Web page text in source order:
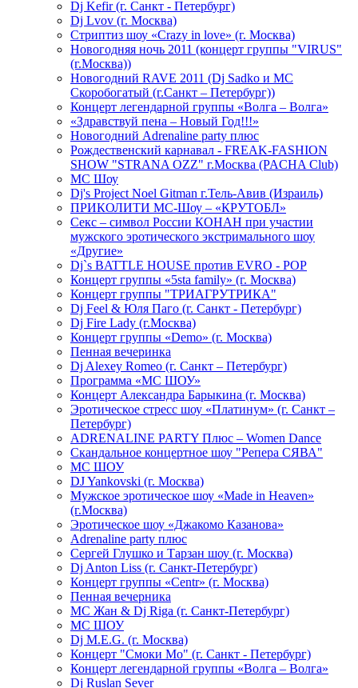
Dj Kefir (г. Санкт - Петербург)
Dj Lvov (г. Москва)
Стриптиз шоу «Crazy in love» (г. Москва)
Новогодняя ночь 2011 (концерт группы "VIRUS"
(г.Москва))
Новогодний RAVE 2011 (Dj Sadko и MC
Скоробогатый (г.Санкт – Петербург))
Концерт легендарной группы «Волга – Волга»
«Здравствуй пена – Новый Год!!!»
Новогодний Adrenaline party плюс
Рождественский карнавал - FREAK-FASHION
SHOW "STRANA OZZ" г.Москва (PACHA Club)
MC Шоу
Dj's Project Noel Gitman г.Тель-Авив (Израиль)
ПРИКОЛИТИ МС-Шоу – «КРУТОБЛ»
Секс – символ России КОНАН при участии
мужского эротического экстримального шоу
«Другие»
Dj`s BATTLE HOUSE против EVRO - POP
Концерт группы «5sta family» (г. Москва)
Концерт группы "ТРИАГРУТРИКА"
Dj Feel & Юля Паго (г. Санкт - Петербург)
Dj Fire Lady (г.Москва)
Концерт группы «Demo» (г. Москва)
Пенная вечеринка
Dj Alexey Romeo (г. Санкт – Петербург)
Программа «МС ШОУ»
Концерт Александра Барыкина (г. Москва)
Эротическое стресс шоу «Платинум» (г. Санкт –
Петербург)
ADRENALINE PARTY Плюс – Women Dance
Скандальное концертное шоу "Репера СЯВА"
МС ШОУ
DJ Yankovski (г. Москва)
Мужское эротическое шоу «Made in Heaven»
(г.Москва)
Эротическое шоу «Джакомо Казанова»
Adrenaline party плюс
Сергей Глушко и Тарзан шоу (г. Москва)
Dj Anton Liss (г. Санкт-Петербург)
Концерт группы «Centr» (г. Москва)
Пенная вечерника
МС Жан & Dj Riga (г. Санкт-Петербург)
МС ШОУ
Dj M.E.G. (г. Москва)
Концерт "Смоки Мо" (г. Санкт - Петербург)
Концерт легендарной группы «Волга – Волга»
Dj Ruslan Sever